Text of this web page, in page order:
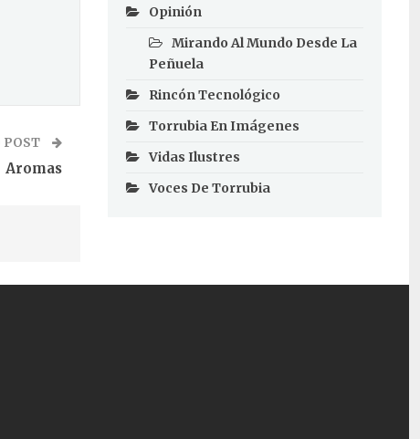
POST
Aromas
Opinión
Mirando Al Mundo Desde La
Peñuela
Rincón Tecnológico
Torrubia En Imágenes
Vidas Ilustres
Voces De Torrubia